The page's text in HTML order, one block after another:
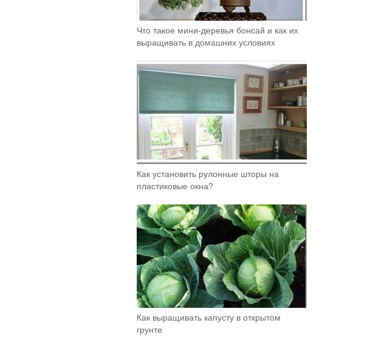
Что такое мини-деревья бонсай и как их
выращивать в домашних условиях
Как установить рулонные шторы на
пластиковые окна?
Как выращивать капусту в открытом
грунте